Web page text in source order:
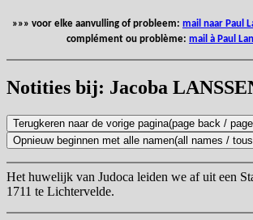
»»» voor elke aanvulling of probleem: mail naar Paul
complément ou problème: mail à Paul
Notities bij: Jacoba
Het huwelijk van Judoca leiden we af uit een
1711 te Lichtervelde.